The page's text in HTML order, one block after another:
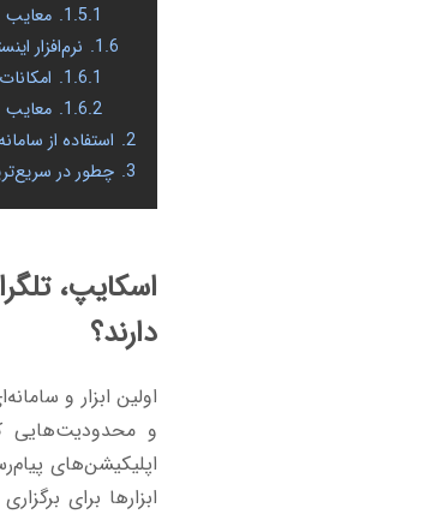
1.5.1. معایب
1.6. نرم‌افزار
1.6.1. امکانات
1.6.2. معایب
2. استفاده از
3. چطور در
اسکایپ،
دارند؟
اولین ابزار و
و محدودیت‌هایی
اپلیکیشن‌های
ابزارها برای